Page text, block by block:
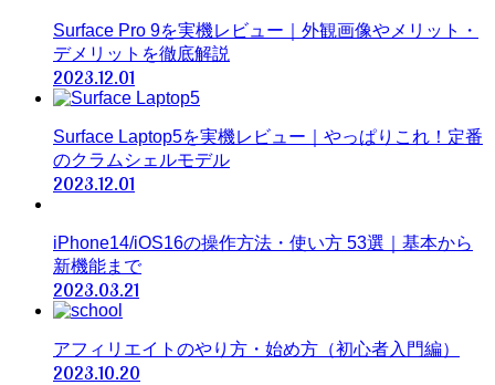
Surface Pro 9を実機レビュー｜外観画像やメリット・
デメリットを徹底解説
2023.12.01
Surface Laptop5を実機レビュー｜やっぱりこれ！定番
のクラムシェルモデル
2023.12.01
iPhone14/iOS16の操作方法・使い方 53選｜基本から
新機能まで
2023.03.21
アフィリエイトのやり方・始め方（初心者入門編）
2023.10.20